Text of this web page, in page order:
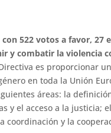
522 votos a favor, 27
y combatir la violencia
es proporcionar
en toda la Unión
áreas: la
y el acceso a la justicia;
coordinación y la